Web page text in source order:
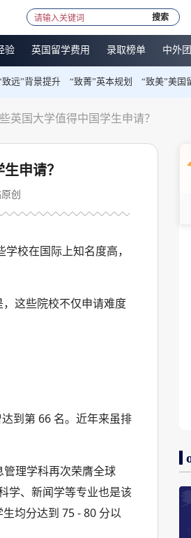
搜索
验 英国留学费用 录取榜单 中外
致远”背景提升 “致菁”英本规划 “致美”美国
英国大学值得中国学生申请？
申请？
创
校在国际上知名度高，
这些院校不仅申请难度
到第 66 名。近年来虽排
理学科再次荣膺全球
学、新闻学等专业也是该
均分达到 75 - 80 分以